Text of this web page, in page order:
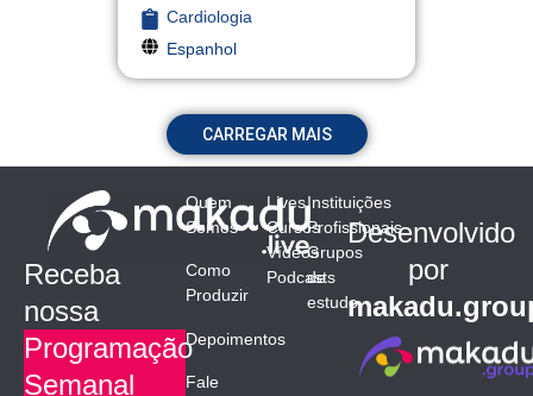
Cardiologia
Espanhol
CARREGAR MAIS
Receba
nossa
Programação
Semanal
Quem
Somos
Como
Produzir
Depoimentos
Fale
Lives
Cursos
Vídeos
Podcasts
Instituições
Profissionais
Grupos
de
estudo
Desenvolvido
por